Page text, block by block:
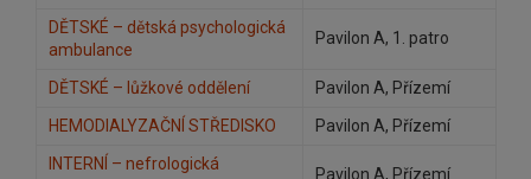
DĚTSKÉ – dětská psychologická
ambulance
Pavilon A, 1. patro
DĚTSKÉ – lůžkové oddělení
Pavilon A, Přízemí
HEMODIALYZAČNÍ STŘEDISKO
Pavilon A, Přízemí
INTERNÍ – nefrologická
Pavilon A, Přízemí